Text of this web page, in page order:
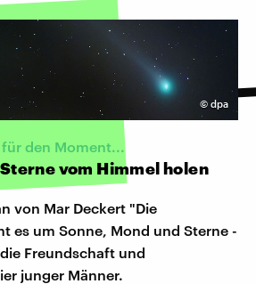
© dpa
den Moment...
vom Himmel holen
von Mar Deckert "Die
es um Sonne, Mond und Sterne -
Freundschaft und
junger Männer.